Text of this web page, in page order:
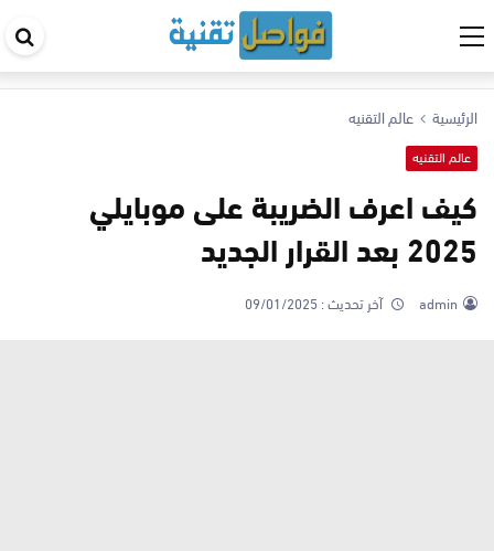
الرئيسية عالم التقنيه
عالم التقنيه
كيف اعرف الضريبة على موبايلي
2025 بعد القرار الجديد
admin آخر تحديث : 09/01/2025